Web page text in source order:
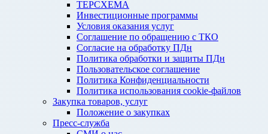
ТЕРСХЕМА
Инвестиционные программы
Условия оказания услуг
Соглашение по обращению с ТКО
Согласие на обработку ПДн
Политика обработки и защиты ПДн
Пользовательское соглашение
Политика Конфиденциальности
Политика использования cookie-файлов
Закупка товаров, услуг
Положение о закупках
Пресс-служба